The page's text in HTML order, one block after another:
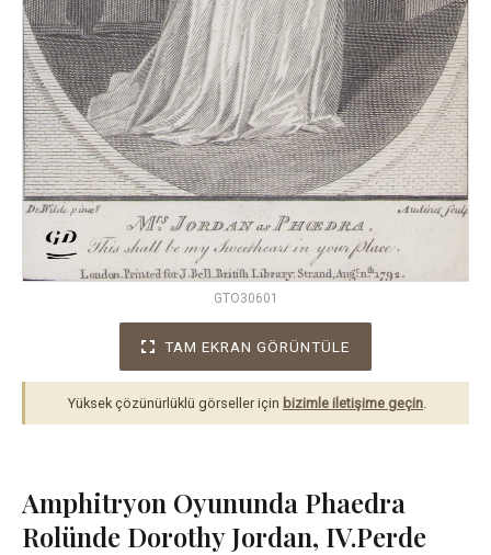
GTO30601
TAM EKRAN GÖRÜNTÜLE
Yüksek çözünürlüklü görseller için bizimle iletişime geçin
Amphitryon Oyununda Phaedra
Rolünde Dorothy Jordan, IV.Perde